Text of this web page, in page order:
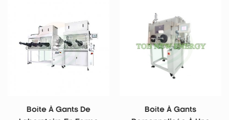
Boîte À Gants De
Boîte À Gants